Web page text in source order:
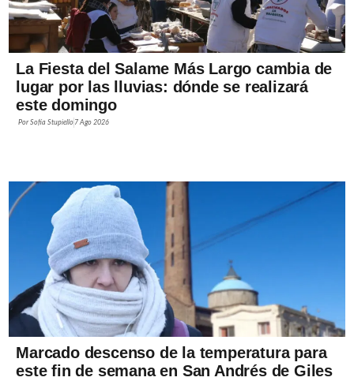
La Fiesta del Salame Más Largo cambia de
lugar por las lluvias: dónde se realizará
este domingo
PorSofía Stupiello 7 Ago 2026
Marcado descenso de la temperatura para
este fin de semana en San Andrés de Giles